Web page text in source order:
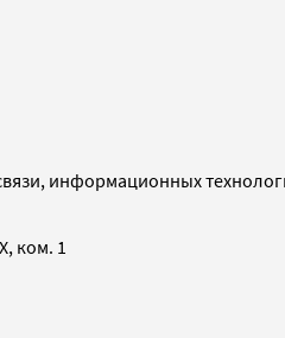
информационных
ком. 1